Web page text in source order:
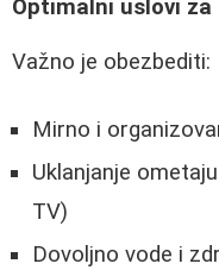
Optimalni uslovi za
Važno je obezbediti:
Mirno i
Uklanjanje
TV)
Dovoljno vode i